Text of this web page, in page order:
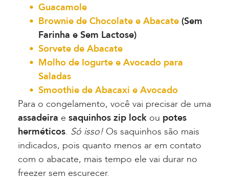
Guacamole
Brownie de Chocolate e Abacate (Sem
Farinha e Sem Lactose)
Sorvete de Abacate
Molho de Iogurte e Avocado para
Saladas
Smoothie de Abacaxi e Avocado
Para o congelamento, você vai precisar de uma
assadeira e saquinhos zip lock ou potes
herméticos. Só isso! Os saquinhos são mais
indicados, pois quanto menos ar em contato
com o abacate, mais tempo ele vai durar no
freezer sem escurecer.